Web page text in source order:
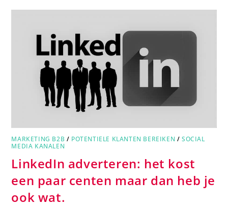
MARKETING B2B / POTENTIELE KLANTEN BEREIKEN /SOCIAL
MEDIA KANALEN
LinkedIn adverteren: het kost
een paar centen maar dan heb je
ook wat.